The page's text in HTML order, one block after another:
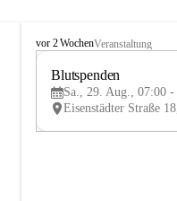
B
e
vor 2 WochenVeranstaltung
Blutspenden
Sa., 29. Aug., 07:00 -